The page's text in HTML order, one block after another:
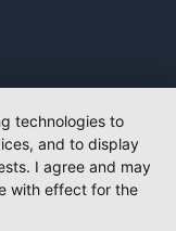
technologies to
and to display
I agree and may
with effect for the